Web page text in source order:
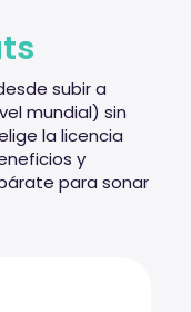
subir a
mundial) sin
la licencia
y
para sonar